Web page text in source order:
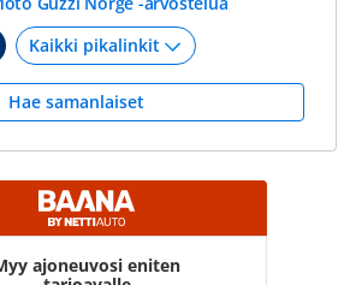
Hae samanlaiset
ajoneuvosi eniten